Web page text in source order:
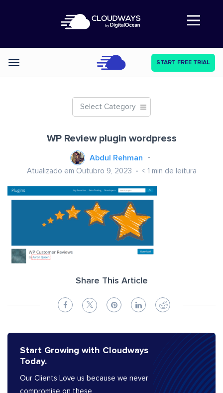
Abre a navegação
Categories START FREE TRIAL
Select Category
WP Review plugin wordpress
Abdul Rehman
Atualizado em Outubro 9, 2023 < 1 min de leitura
Share This Article
Start Growing with Cloudways
Today.
Our Clients Love us because we never
compromise on these